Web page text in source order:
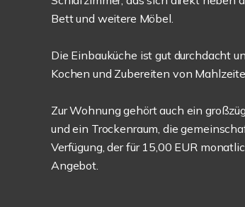
Bett und weitere Möbel.
Die Einbauküche ist gut durchdacht
Kochen und Zubereiten von
Zur Wohnung gehört auch ein
und ein Trockenraum, die
Verfügung, der für 15,00 EUR
Angebot.